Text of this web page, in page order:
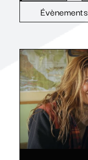
Évènements